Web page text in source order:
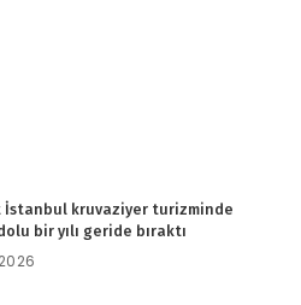
İstanbul kruvaziyer turizminde
bir yılı geride bıraktı